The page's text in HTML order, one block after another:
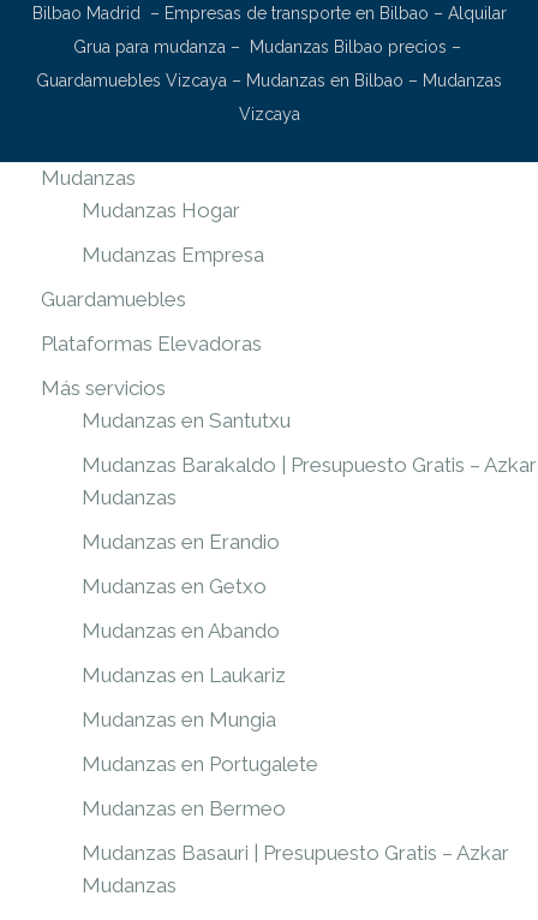
Bilbao Madrid – Empresas de transporte en Bilbao – Alquilar
Grua para mudanza – Mudanzas Bilbao precios –
Guardamuebles Vizcaya – Mudanzas en Bilbao – Mudanzas
Vizcaya
Mudanzas
Mudanzas Hogar
Mudanzas Empresa
Guardamuebles
Plataformas Elevadoras
Más servicios
Mudanzas en Santutxu
Mudanzas Barakaldo | Presupuesto Gratis – Azkar
Mudanzas
Mudanzas en Erandio
Mudanzas en Getxo
Mudanzas en Abando
Mudanzas en Laukariz
Mudanzas en Mungia
Mudanzas en Portugalete
Mudanzas en Bermeo
Mudanzas Basauri | Presupuesto Gratis – Azkar
Mudanzas